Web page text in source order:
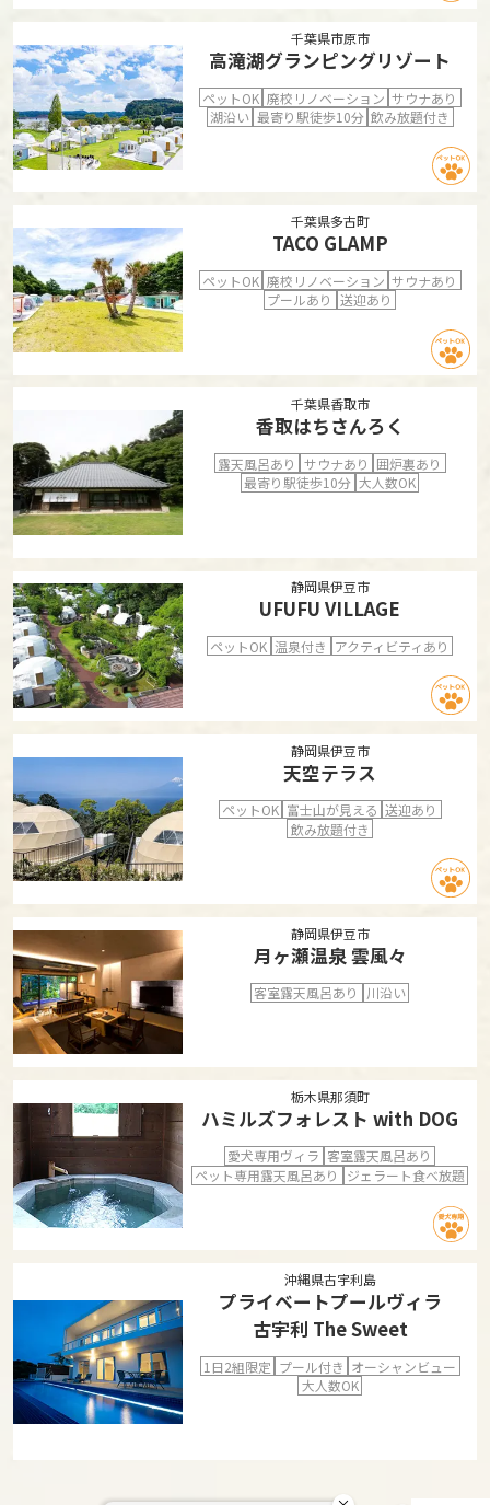
千葉県市原市
高滝湖グランピングリゾート
ペットOK 廃校リノベーション サウナあり
湖沿い 最寄り駅徒歩10分 飲み放題付き
千葉県多古町
TACO GLAMP
ペットOK 廃校リノベーション サウナあり
プールあり 送迎あり
千葉県香取市
香取はちさんろく
露天風呂あり サウナあり 囲炉裏あり
最寄り駅徒歩10分 大人数OK
静岡県伊豆市
UFUFU VILLAGE
ペットOK 温泉付き アクティビティあり
静岡県伊豆市
天空テラス
ペットOK 富士山が見える 送迎あり
飲み放題付き
静岡県伊豆市
月ヶ瀬温泉 雲風々
客室露天風呂あり 川沿い
栃木県那須町
ハミルズフォレスト with DOG
愛犬専用ヴィラ 客室露天風呂あり
ペット専用露天風呂あり
ジェラート食べ放題
沖縄県古宇利島
プライベートプールヴィラ
古宇利 The Sweet
1日2組限定 プール付き オーシャンビュー
大人数OK